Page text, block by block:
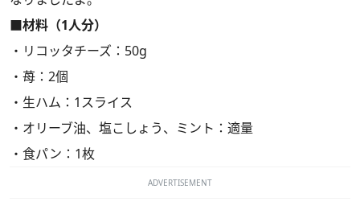
■材料（1人分）
・リコッタチーズ：50g
・苺：2個
・生ハム：1スライス
・オリーブ油、塩こしょう、ミント：適量
・食パン：1枚
ADVERTISEMENT